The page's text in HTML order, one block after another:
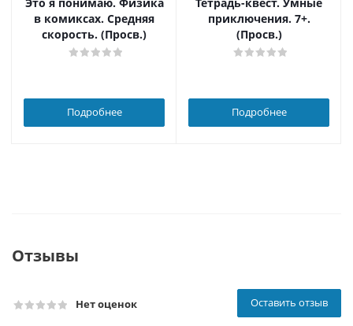
в комиксах. Средняя
скорость. (Просв.)
Подробнее
приключения. 7+.
(Просв.)
Подробнее
Отзывы
Нет оценок Оставить отзыв